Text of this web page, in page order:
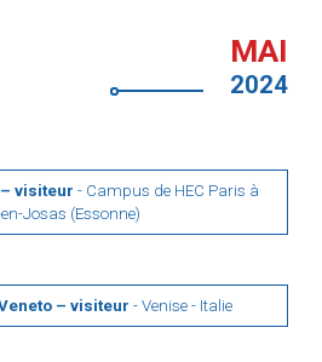
MAI
2024
visiteur - Campus de HEC Paris à
Josas (Essonne)
– visiteur - Venise - Italie